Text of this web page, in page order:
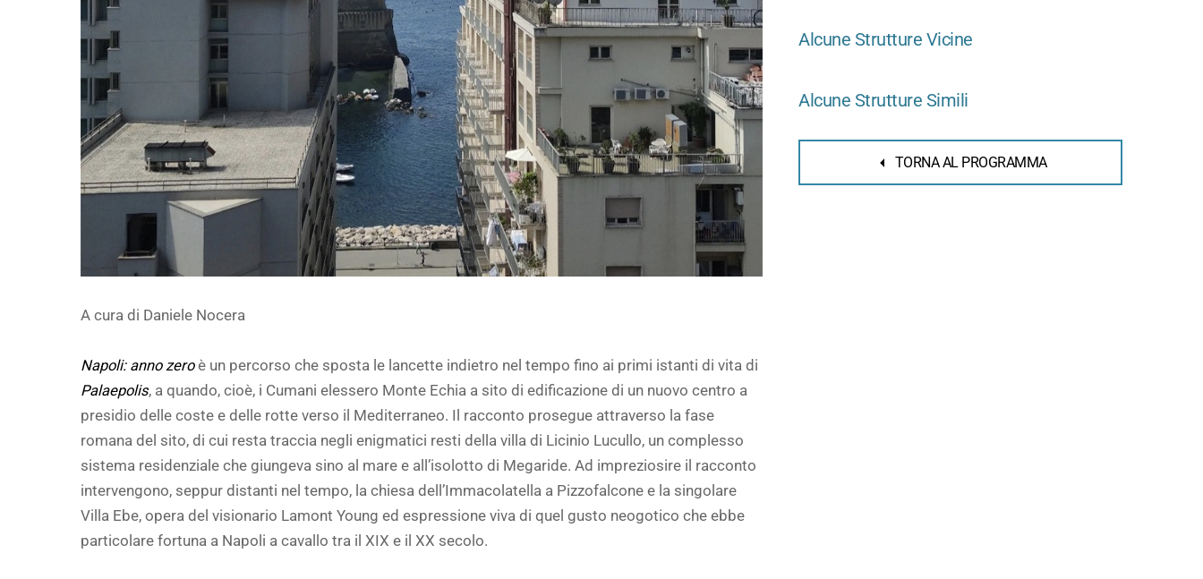
A cura di Daniele Nocera
Napoli: anno zeroè un percorso che sposta le lancette indietro nel tempo fino ai primi istanti di vita di
Palaepolis, a quando, cioè, i Cumani elessero Monte Echia a sito di edificazione di un nuovo centro a
presidio delle coste e delle rotte verso il Mediterraneo. Il racconto prosegue attraverso la fase
romana del sito, di cui resta traccia negli enigmatici resti della villa di Licinio Lucullo, un complesso
sistema residenziale che giungeva sino al mare e all’isolotto di Megaride. Ad impreziosire il racconto
intervengono, seppur distanti nel tempo, la chiesa dell’Immacolatella a Pizzofalcone e la singolare
Villa Ebe, opera del visionario Lamont Young ed espressione viva di quel gusto neogotico che ebbe
particolare fortuna a Napoli a cavallo tra il XIX e il XX secolo.
Alcune Strutture Vicine
Alcune Strutture Simili
TORNA AL PROGRAMMA